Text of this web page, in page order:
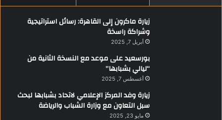
زيارة ماكرون إلى القاهرة: رسائل استراتيجية
وشراكة راسخة
أبريل 7, 2025
بورسعيد على موعد مع النسخة الثانية من
“ليالي بشبابها”
أغسطس 7, 2025
زيارة وفد المركز الإعلامي لاتحاد بشبابها لبحث
سبل التعاون مع وزارة الشباب والرياضة
مايو 23, 2025